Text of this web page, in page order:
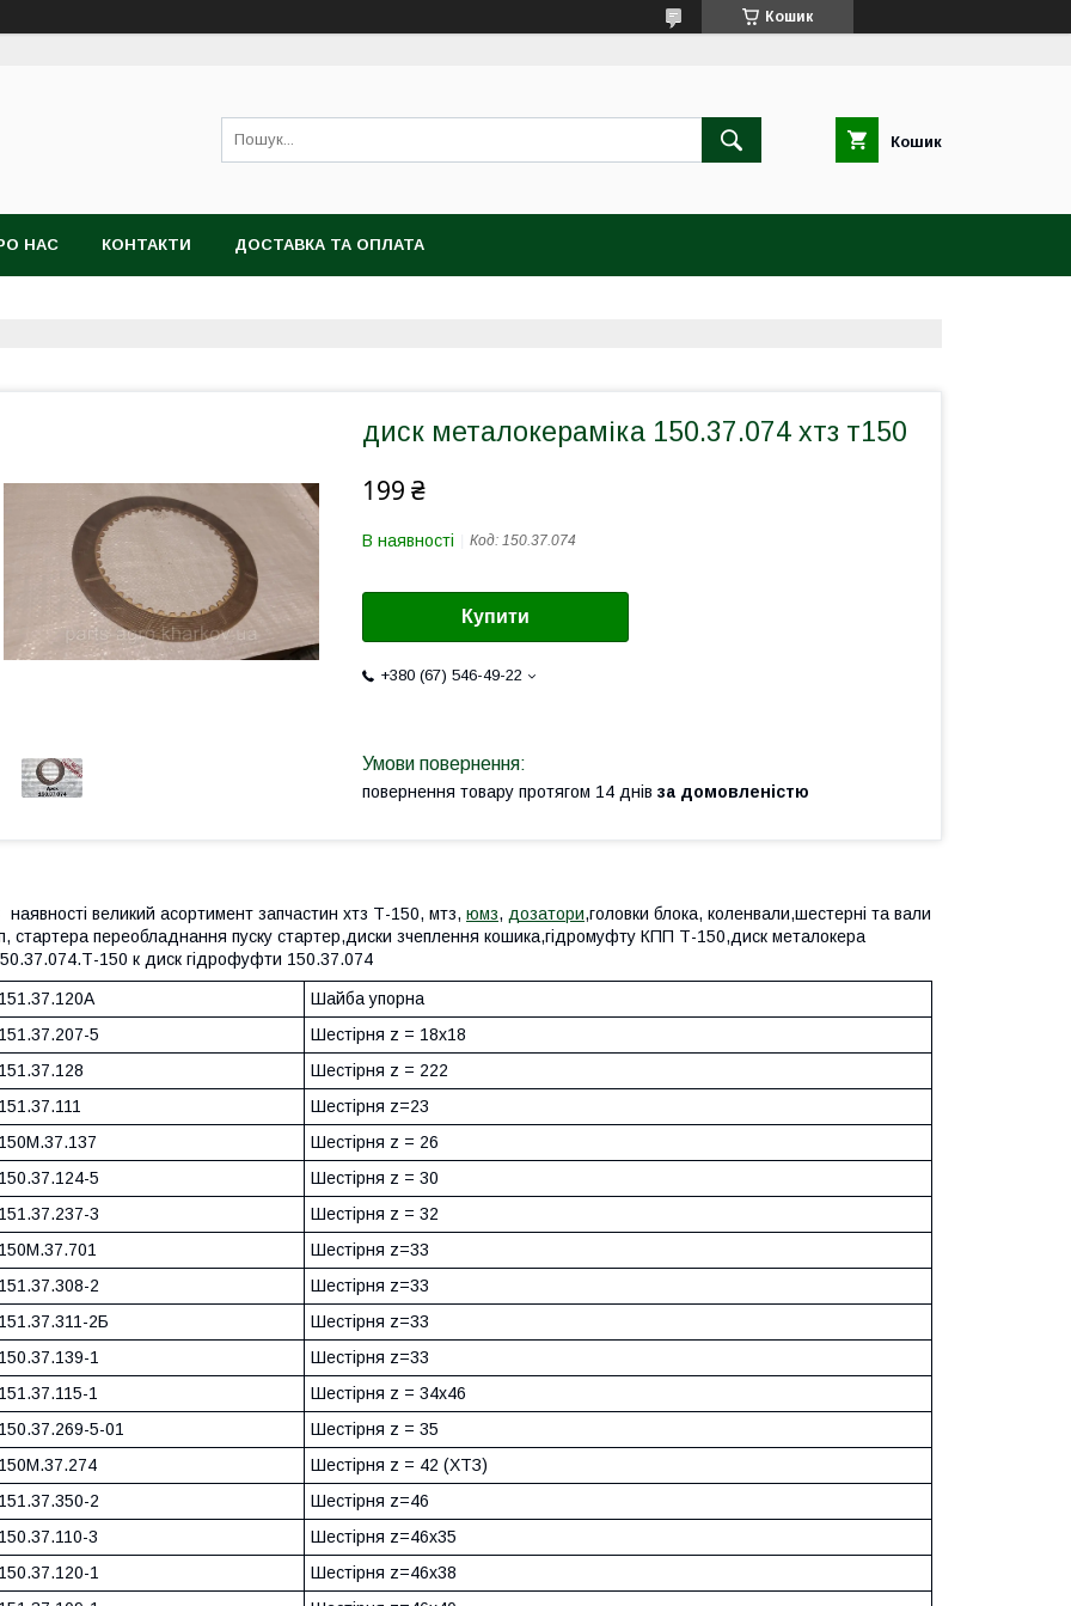
Кошик
Кошик
НАС КОНТАКТИ ДОСТАВКА ТА ОПЛАТА
диск металокераміка 150.37.074 хтз т150
199 ₴
В наявності Код: 150.37.074
Купити
+380 (67) 546-49-22
повернення товару протягом 14 днів за домовленістю
наявності великий асортимент запчастин хтз Т-150, мтз, юмз, дозатори,головки блока, коленвали,шестерні та вали
стартера переобладнання пуску стартер,диски зчеплення кошика,гідромуфту КПП Т-150,диск металокера
150 к диск гідрофуфти 150.37.074
Шайба упорна
5
Шестірня z = 18x18
Шестірня z = 222
Шестірня z=23
Шестірня z = 26
5
Шестірня z = 30
3
Шестірня z = 32
Шестірня z=33
2
Шестірня z=33
2Б
Шестірня z=33
1
Шестірня z=33
1
Шестірня z = 34x46
5-01
Шестірня z = 35
Шестірня z = 42 (ХТЗ)
2
Шестірня z=46
3
Шестірня z=46x35
1
Шестірня z=46x38